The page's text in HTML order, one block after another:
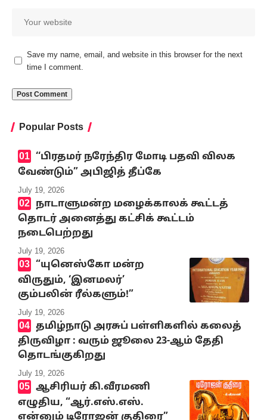
Save my name, email, and website in this browser for the next
time I comment.
Popular Posts
‘‘பிரதமர் நரேந்திர மோடி பதவி விலக
வேண்டும்” அபிஜித் தீப்கே
July 19, 2026
நாடாளுமன்ற மழைக்காலக் கூட்டத்
தொடர் அனைத்து கட்சிக் கூட்டம்
நடைபெற்றது
July 19, 2026
“யுனெஸ்கோ மன்ற
விருதும், ‘இனமலர்’
கும்பலின் ரீல்களும்!”
July 19, 2026
தமிழ்நாடு அரசுப் பள்ளிகளில் கலைத்
திருவிழா : வரும் ஜூலை 23-ஆம் தேதி
தொடங்குகிறது
July 19, 2026
ஆசிரியர் கி.வீரமணி
எழுதிய, “ஆர்.எஸ்.எஸ்.
என்னும் டிரோஜன் குதிரை”